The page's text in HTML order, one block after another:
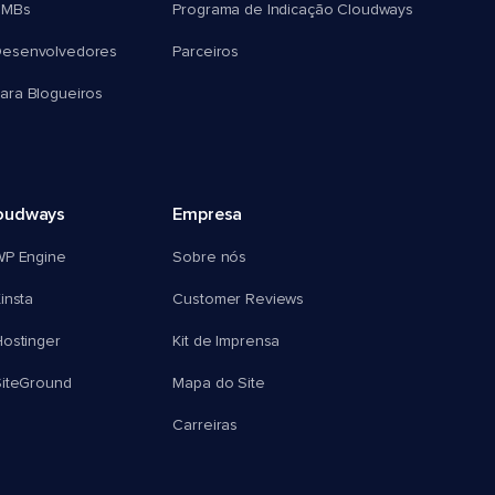
Blogueiros
Programa de Indicação Cloudways
Parceiros
Engine
Empresa
Sobre nós
Customer Reviews
Kit de Imprensa
Mapa do Site
Carreiras